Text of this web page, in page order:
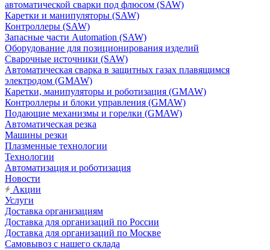
автоматической сварки под флюсом (SAW)
Каретки и манипуляторы (SAW)
Контроллеры (SAW)
Запасные части Automation (SAW)
Оборудование для позиционирования изделий
Сварочные источники (SAW)
Автоматическая сварка в защитных газах плавящимся
электродом (GMAW)
Каретки, манипуляторы и роботизация (GMAW)
Контроллеры и блоки управления (GMAW)
Подающие механизмы и горелки (GMAW)
Автоматическая резка
Машины резки
Плазменные технологии
Технологии
Автоматизация и роботизация
Новости
Акции
Услуги
Доставка организациям
Доставка для организаций по России
Доставка для организаций по Москве
Самовывоз с нашего склада